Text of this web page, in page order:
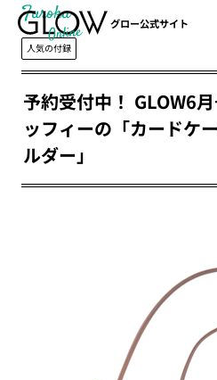
グロー公式サイト
Furoku
人気の付録
予約受付中！ GLOW6
ッフィーの「カードケ
ルダー」